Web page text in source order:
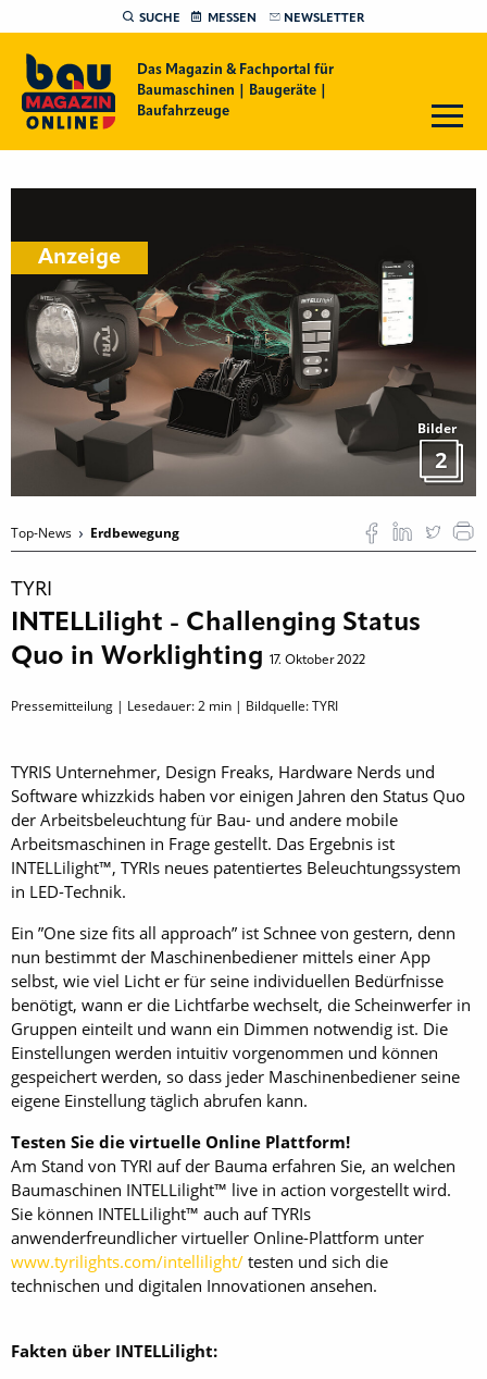
SUCHE MESSEN NEWSLETTER
Das Magazin & Fachportal für
Baumaschinen | Baugeräte |
Baufahrzeuge
Bilder
2
Anzeige
Top-News Erdbewegung
TYRI
INTELLilight - Challenging Status
Quo in Worklighting 17. Oktober 2022
Pressemitteilung | Lesedauer:2 min | Bildquelle: TYRI
TYRIS Unternehmer, Design Freaks, Hardware Nerds und
Software whizzkids haben vor einigen Jahren den Status Quo
der Arbeitsbeleuchtung für Bau- und andere mobile
Arbeitsmaschinen in Frage gestellt. Das Ergebnis ist
INTELLilight™, TYRIs neues patentiertes Beleuchtungssystem
in LED-Technik.
Ein ”One size fits all approach” ist Schnee von gestern, denn
nun bestimmt der Maschinenbediener mittels einer App
selbst, wie viel Licht er für seine individuellen Bedürfnisse
benötigt, wann er die Lichtfarbe wechselt, die Scheinwerfer in
Gruppen einteilt und wann ein Dimmen notwendig ist. Die
Einstellungen werden intuitiv vorgenommen und können
gespeichert werden, so dass jeder Maschinenbediener seine
eigene Einstellung täglich abrufen kann.
Testen Sie die virtuelle Online Plattform!
Am Stand von TYRI auf der Bauma erfahren Sie, an welchen
Baumaschinen INTELLilight™ live in action vorgestellt wird.
Sie können INTELLilight™ auch auf TYRIs
anwenderfreundlicher virtueller Online-Plattform unter
www.tyrilights.com/intellilight/ testen und sich die
technischen und digitalen Innovationen ansehen.
Fakten über INTELLilight: